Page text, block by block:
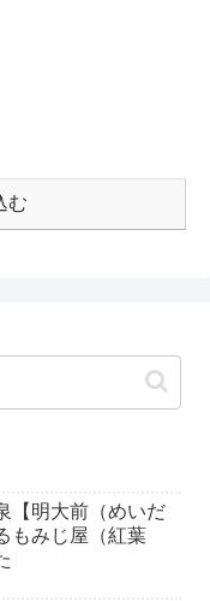
む
【明大前（めいだ
もみじ屋（紅葉